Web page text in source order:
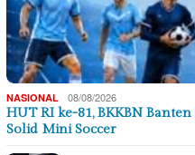
NASIONAL 08/08/2026
HUT RI ke-81, BKKBN
Solid Mini Soccer